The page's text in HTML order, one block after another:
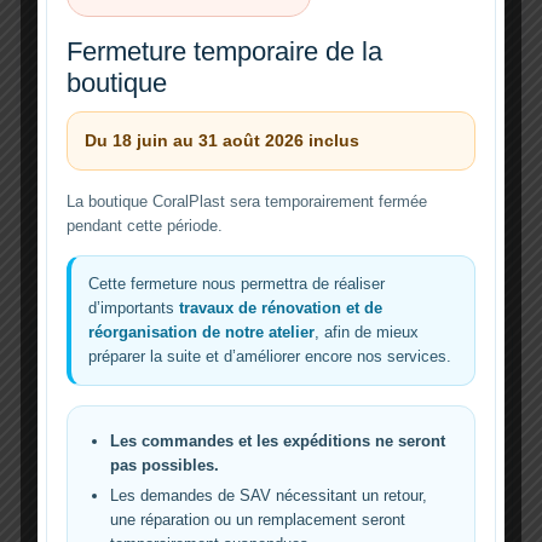
The Equipment I use for my 400g
Reef
Based out of Fort Worth, Texas, I’ve been a
hobbyist for more than 13 years. I enjoy
helping others via
The
Equipment
I
use
for
my
400g
Lire la suite »
Fermeture temporaire de la
boutique
Du 18 juin au 31 août 2026 inclus
La boutique CoralPlast sera temporairement fermée
pendant cette période.
Cette fermeture nous permettra de réaliser
d’importants travaux de rénovation et de
réorganisation de notre atelier, afin de mieux
préparer la suite et d’améliorer encore nos services.
Les commandes et les expéditions ne seront
pas possibles.
Les demandes de SAV nécessitant un retour,
une réparation ou un remplacement seront